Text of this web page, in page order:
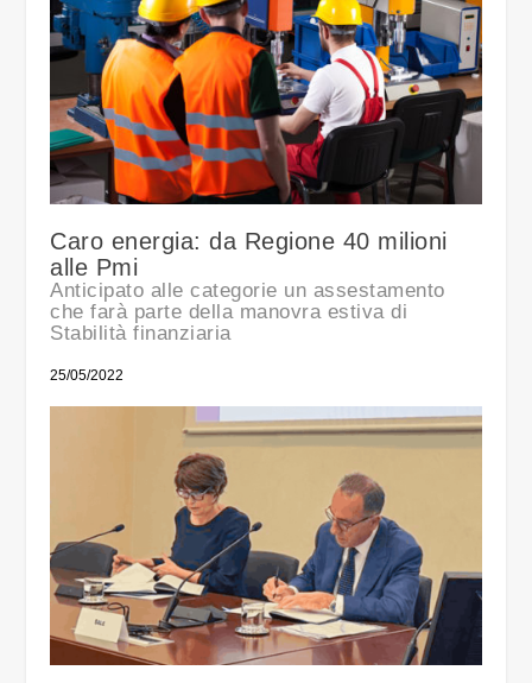
Caro energia: da Regione 40 milioni
alle Pmi
Anticipato alle categorie un assestamento
che farà parte della manovra estiva di
Stabilità finanziaria
25/05/2022